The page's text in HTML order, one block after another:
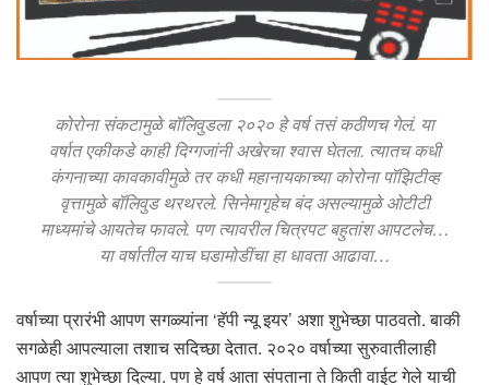
कोरोना संकटामुळे बॉलिवुडला २०२० हे वर्ष तसं कठीणच गेलं. या
वर्षात एकीकडे काही दिग्गजांनी अखेरचा श्वास घेतला. त्यातच कधी
कंगनाच्या कावकावीमुळे तर कधी महानायकाच्या कोरोना पॉझिटीव्ह
वृत्तामुळे बॉलिवुड थरथरले. सिनेमागृहेच बंद असल्यामुळे ओटीटी
माध्यमांचे आयतेच फावले. पण त्यावरील चित्रपट बहुतांश आपटलेच…
या वर्षातील याच घडामोडींचा हा धावता आढावा…
वर्षाच्या प्रारंभी आपण सगळ्यांना ‘हॅपी न्यू इयर’ अशा शुभेच्छा पाठवतो. बाकी
सगळेही आपल्याला तशाच सदिच्छा देतात. २०२० वर्षाच्या सुरुवातीलाही
आपण त्या शुभेच्छा दिल्या. पण हे वर्ष आता संपताना ते किती वाईट गेले याची